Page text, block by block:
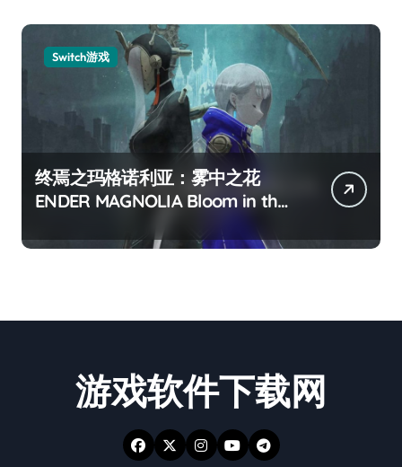
Switch游戏
终焉之玛格诺利亚：雾中之花
ENDER MAGNOLIA Bloom in the
游戏软件下载网